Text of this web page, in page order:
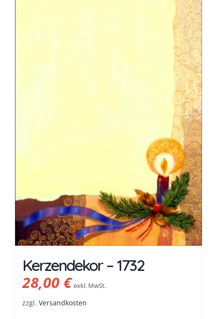
Kerzendekor – 1732
28,00€ exkl. MwSt.
zzgl. Versandkosten